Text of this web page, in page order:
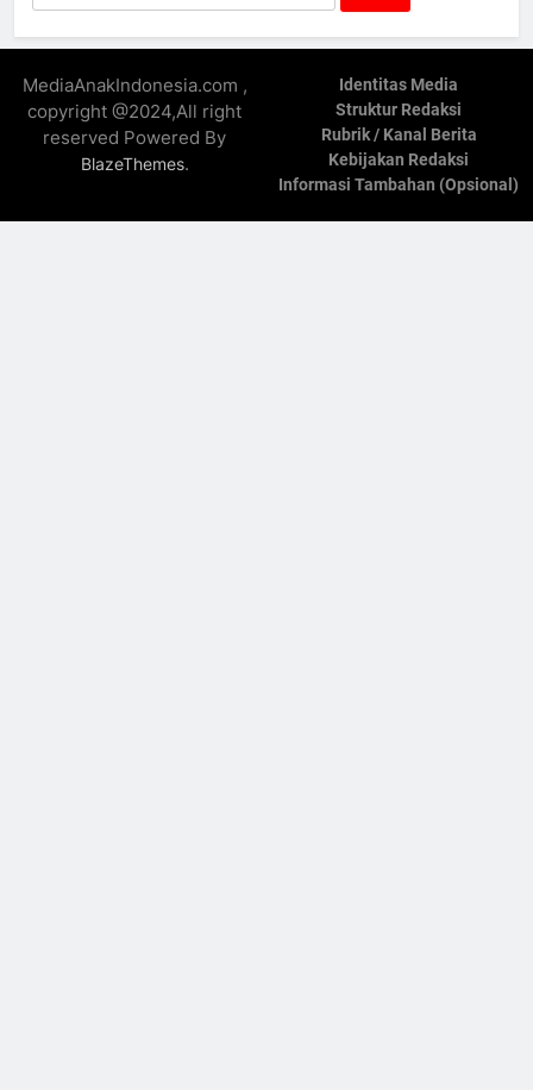
untuk:
MediaAnakIndonesia.com ,
copyright @2024,All right
reserved Powered By
BlazeThemes.
Identitas Media
Struktur Redaksi
Rubrik / Kanal Berita
Kebijakan Redaksi
Informasi Tambahan (Opsional)